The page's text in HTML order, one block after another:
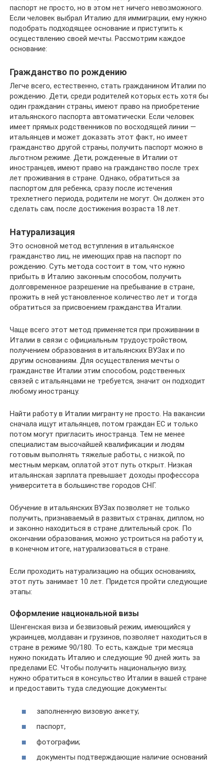
паспорт не просто, но в этом нет ничего невозможного.
Если человек выбрал Италию для иммиграции, ему нужно
подобрать подходящее основание и приступить к
осуществлению своей мечты. Рассмотрим каждое
основание:
Гражданство по рождению
Легче всего, естественно, стать гражданином Италии по
рождению. Дети, среди родителей которых есть хотя бы
один гражданин страны, имеют право на приобретение
итальянского паспорта автоматически. Если человек
имеет прямых родственников по восходящей линии —
итальянцев и может доказать этот факт, но имеет
гражданство другой страны, получить паспорт можно в
льготном режиме. Дети, рожденные в Италии от
иностранцев, имеют право на гражданство после трех
лет проживания в стране. Однако, обратиться за
паспортом для ребенка, сразу после истечения
трехлетнего периода, родители не могут. Он должен это
сделать сам, после достижения возраста 18 лет.
Натурализация
Это основной метод вступления в итальянское
гражданство лиц, не имеющих прав на паспорт по
рождению. Суть метода состоит в том, что нужно
прибыть в Италию законным способом, получить
долговременное разрешение на пребывание в стране,
прожить в ней установленное количество лет и тогда
обратиться за присвоением гражданства Италии.
Чаще всего этот метод применяется при проживании в
Италии в связи с официальным трудоустройством,
получением образования в итальянских ВУЗах и по
другим основаниям. Для осуществления мечты о
гражданстве Италии этим способом, родственных
связей с итальянцами не требуется, значит он подходит
любому иностранцу.
Найти работу в Италии мигранту не просто. На вакансии
сначала ищут итальянцев, потом граждан ЕС и только
потом могут пригласить иностранца. Тем не менее
специалистам высочайшей квалификации и людям
готовым выполнять тяжелые работы, с низкой, по
местным меркам, оплатой этот путь открыт. Низкая
итальянская зарплата превышает доходы профессора
университета в большинстве городов СНГ.
Обучение в итальянских ВУЗах позволяет не только
получить, признаваемый в развитых странах, диплом, но
и законно находиться в стране длительный срок. По
окончании образования, можно устроиться на работу и,
в конечном итоге, натурализоваться в стране.
Если проходить натурализацию на общих основаниях,
этот путь занимает 10 лет. Придется пройти следующие
этапы:
Оформление национальной визы
Шенгенская виза и безвизовый режим, имеющийся у
украинцев, молдаван и грузинов, позволяет находиться в
стране в режиме 90/180. То есть, каждые три месяца
нужно покидать Италию и следующие 90 дней жить за
пределами ЕС. Чтобы получить национальную визу,
нужно обратиться в консульство Италии в вашей стране
и предоставить туда следующие документы:
заполненную визовую анкету;
паспорт,
фотографии;
документы подтверждающие наличие оснований